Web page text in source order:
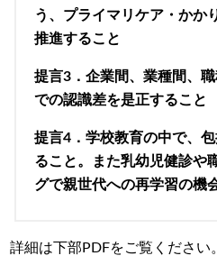
う、プライマリケア・かか
推進すること
提言3．企業間、業種間、
での認識差を是正すること
提言4．学校教育の中で、
ること。また乳幼児健診や
グで親世代への再学習の機
詳細は下部PDFをご覧ください